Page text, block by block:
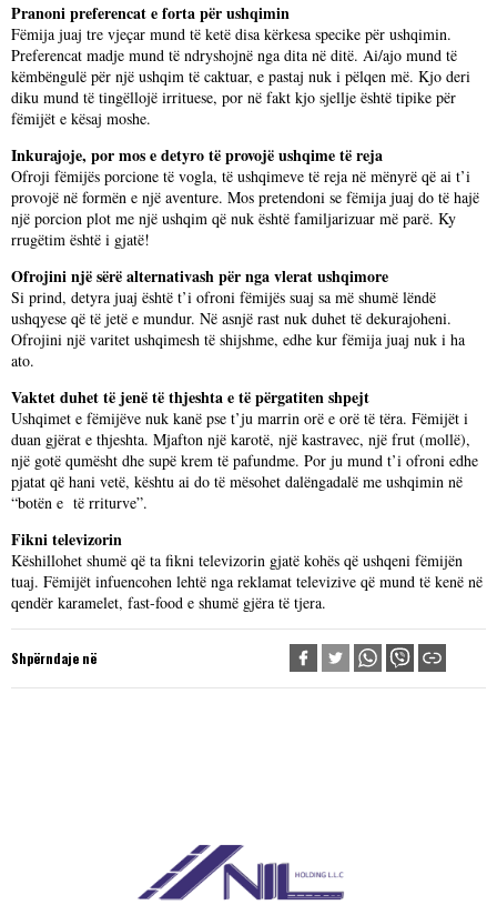
Pranoni preferencat e forta për ushqimin
Fëmija juaj tre vjeçar mund të ketë disa kërkesa specike për ushqimin.
Preferencat madje mund të ndryshojnë nga dita në ditë. Ai/ajo mund të
këmbëngulë për një ushqim të caktuar, e pastaj nuk i pëlqen më. Kjo deri
diku mund të tingëllojë irrituese, por në fakt kjo sjellje është tipike për
fëmijët e kësaj moshe.
Inkurajoje, por mos e detyro të provojë ushqime të reja
Ofroji fëmijës porcione të vogla, të ushqimeve të reja në mënyrë që ai t’i
provojë në formën e një aventure. Mos pretendoni se fëmija juaj do të hajë
një porcion plot me një ushqim që nuk është familjarizuar më parë. Ky
rrugëtim është i gjatë!
Ofrojini një sërë alternativash për nga vlerat ushqimore
Si prind, detyra juaj është t’i ofroni fëmijës suaj sa më shumë lëndë
ushqyese që të jetë e mundur. Në asnjë rast nuk duhet të dekurajoheni.
Ofrojini një varitet ushqimesh të shijshme, edhe kur fëmija juaj nuk i ha
ato.
Vaktet duhet të jenë të thjeshta e të përgatiten shpejt
Ushqimet e fëmijëve nuk kanë pse t’ju marrin orë e orë të tëra. Fëmijët i
duan gjërat e thjeshta. Mjafton një karotë, një kastravec, një frut (mollë),
një gotë qumësht dhe supë krem të pafundme. Por ju mund t’i ofroni edhe
pjatat që hani vetë, kështu ai do të mësohet dalëngadalë me ushqimin në
“botën e të rriturve”.
Fikni televizorin
Këshillohet shumë që ta fikni televizorin gjatë kohës që ushqeni fëmijën
tuaj. Fëmijët infuencohen lehtë nga reklamat televizive që mund të kenë në
qendër karamelet, fast-food e shumë gjëra të tjera.
Shpërndaje në